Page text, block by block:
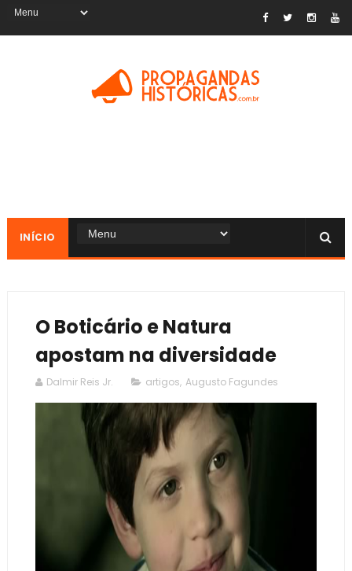
INÍCIO
O Boticário e Natura
apostam na diversidade
Dalmir Reis Jr. artigos, Augusto Fagundes